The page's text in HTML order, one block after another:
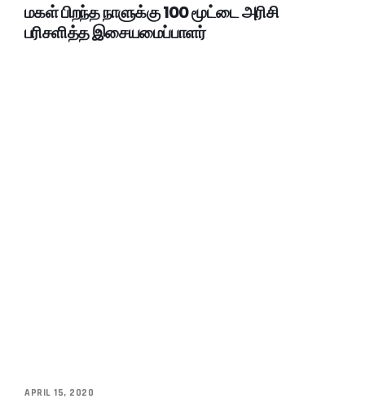
மகள் பிறந்த நாளுக்கு 100 மூட்டை அரிசி
பரிசளித்த இசையமைப்பாளர்
APRIL 15, 2020